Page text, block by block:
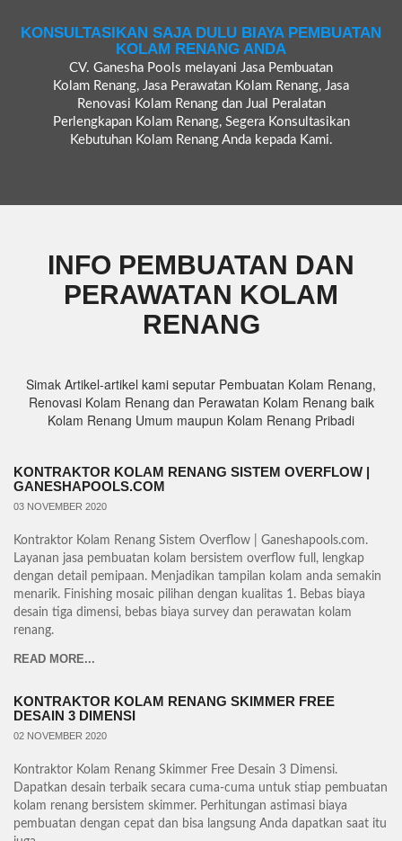
KONSULTASIKAN SAJA DULU BIAYA PEMBUATAN
KOLAM RENANG ANDA
CV. Ganesha Pools melayani Jasa Pembuatan
Kolam Renang, Jasa Perawatan Kolam Renang, Jasa
Renovasi Kolam Renang dan Jual Peralatan
Perlengkapan Kolam Renang, Segera Konsultasikan
Kebutuhan Kolam Renang Anda kepada Kami.
INFO PEMBUATAN DAN
PERAWATAN KOLAM
RENANG
Simak Artikel-artikel kami seputar Pembuatan Kolam Renang,
Renovasi Kolam Renang dan Perawatan Kolam Renang baik
Kolam Renang Umum maupun Kolam Renang Pribadi
KONTRAKTOR KOLAM RENANG SISTEM OVERFLOW |
GANESHAPOOLS.COM
03 NOVEMBER 2020
Kontraktor Kolam Renang Sistem Overflow | Ganeshapools.com.
Layanan jasa pembuatan kolam bersistem overflow full, lengkap
dengan detail pemipaan. Menjadikan tampilan kolam anda semakin
menarik. Finishing mosaic pilihan dengan kualitas 1. Bebas biaya
desain tiga dimensi, bebas biaya survey dan perawatan kolam
renang.
READ MORE...
KONTRAKTOR KOLAM RENANG SKIMMER FREE
DESAIN 3 DIMENSI
02 NOVEMBER 2020
Kontraktor Kolam Renang Skimmer Free Desain 3 Dimensi.
Dapatkan desain terbaik secara cuma-cuma untuk stiap pembuatan
kolam renang bersistem skimmer. Perhitungan astimasi biaya
pembuatan dengan cepat dan bisa langsung Anda dapatkan saat itu